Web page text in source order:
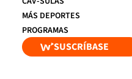
MÁS DEPORTES
PROGRAMAS
SUSCRÍBASE